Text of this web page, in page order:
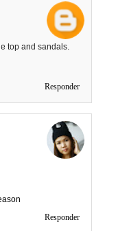
top and sandals.
Responder
Responder